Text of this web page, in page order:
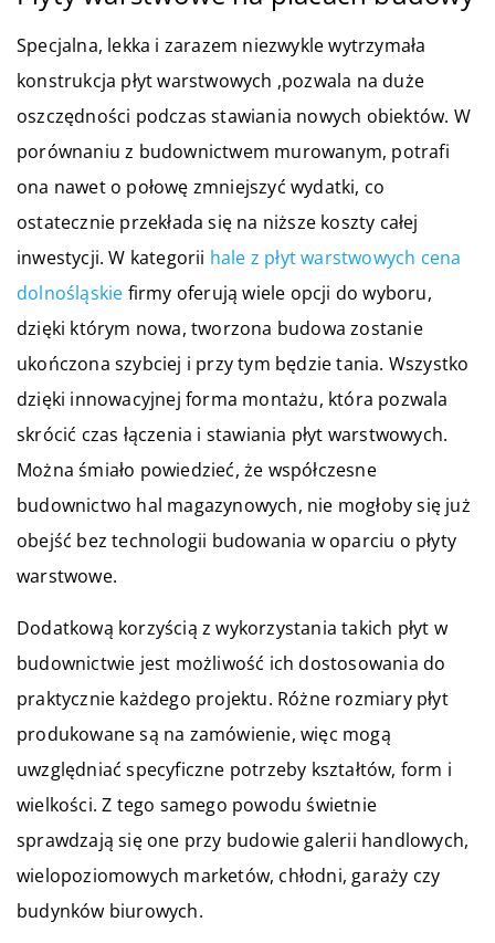
Specjalna, lekka i zarazem niezwykle wytrzymała
konstrukcja płyt warstwowych ,pozwala na duże
oszczędności podczas stawiania nowych obiektów. W
porównaniu z budownictwem murowanym, potrafi
ona nawet o połowę zmniejszyć wydatki, co
ostatecznie przekłada się na niższe koszty całej
inwestycji. W kategorii hale z płyt warstwowych cena
dolnośląskie firmy oferują wiele opcji do wyboru,
dzięki którym nowa, tworzona budowa zostanie
ukończona szybciej i przy tym będzie tania. Wszystko
dzięki innowacyjnej forma montażu, która pozwala
skrócić czas łączenia i stawiania płyt warstwowych.
Można śmiało powiedzieć, że współczesne
budownictwo hal magazynowych, nie mogłoby się już
obejść bez technologii budowania w oparciu o płyty
warstwowe.
Dodatkową korzyścią z wykorzystania takich płyt w
budownictwie jest możliwość ich dostosowania do
praktycznie każdego projektu. Różne rozmiary płyt
produkowane są na zamówienie, więc mogą
uwzględniać specyficzne potrzeby kształtów, form i
wielkości. Z tego samego powodu świetnie
sprawdzają się one przy budowie galerii handlowych,
wielopoziomowych marketów, chłodni, garaży czy
budynków biurowych.